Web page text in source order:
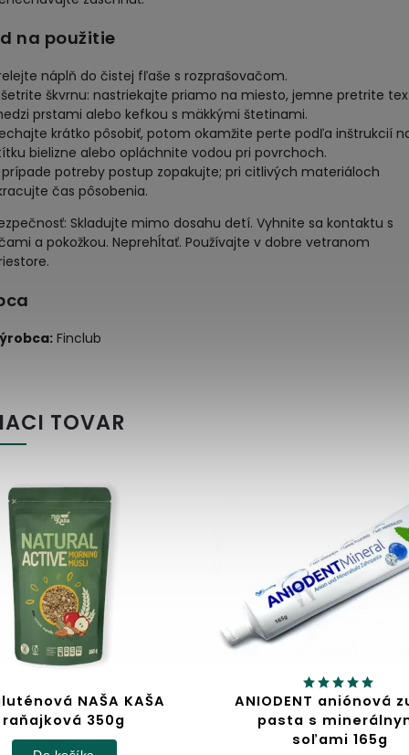
na použitie
náplň do čistej fľaše s rozprašovačom.
škvrnu: nastriekajte priamo na miesto, jemne pretrite
prstami alebo kefkou s mäkkými štetinami.
krátko pôsobiť, potom okamžite perte podľa inštrukcií
bielizne alebo opláchnite vodou pri povrchoch.
prípade potreby postup zopakujte; pri citlivých materiáloch
čas pôsobenia.
Skladujte mimo dosahu detí. Vyhnite sa kontaktu s
a pokožkou. Neprehĺtať. Používajte v dobre vetranom
Finclub
TOVAR
aniónová zubná
s minerálnymi
soľami 165g
Jablčný ocot
Detail